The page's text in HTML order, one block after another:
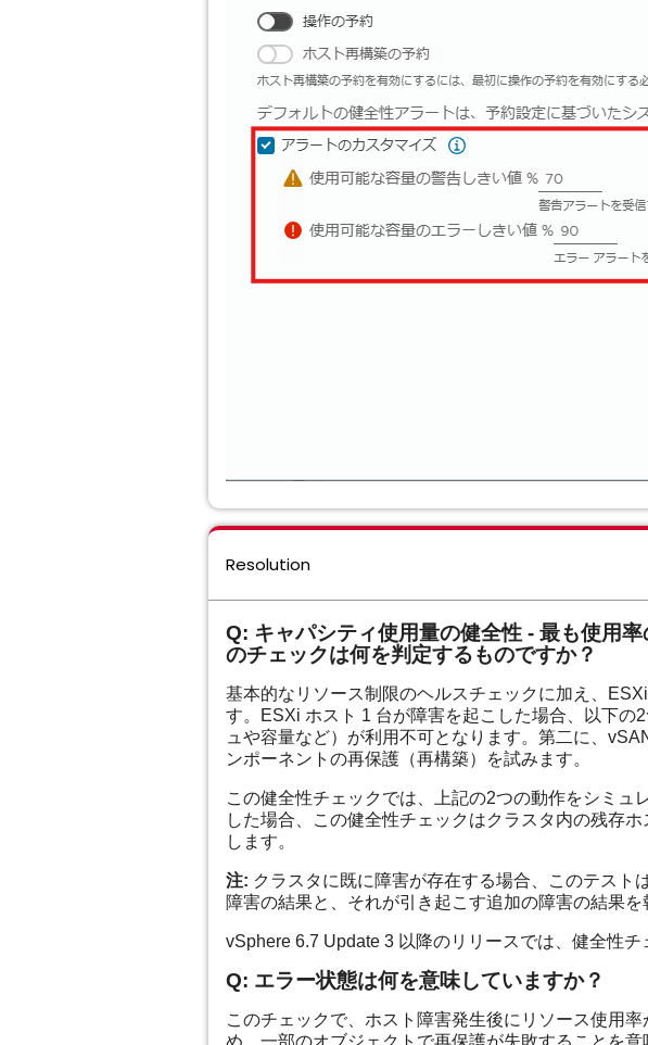
Resolution
Q: キャパシティ使用量の健全性 - 最も使用
のチェックは何を判定するものですか？
基本的なリソース制限のヘルスチェックに加え、
す。ESXi ホスト 1 台が障害を起こした場合、以下
ュや容量など）が利用不可となります。第二に、
ンポーネントの再保護（再構築）を試みます。
この健全性チェックでは、上記の2つの動作をシミュ
した場合、この健全性チェックはクラスタ内の残存
します。
注: クラスタに既に障害が存在する場合、このテス
障害の結果と、それが引き起こす追加の障害の結果を
vSphere 6.7 Update 3 以降のリリースでは、健全性チ
Q: エラー状態は何を意味していますか？
このチェックで、ホスト障害発生後にリソース使用